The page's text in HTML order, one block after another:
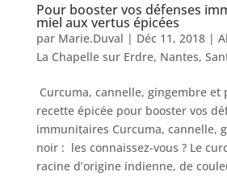
Pour booster vos défenses
miel aux vertus épicées
par Marie.Duval | Déc 11, 2018|
La Chapelle sur Erdre, Nantes,
Curcuma, cannelle, gingembre et
recette épicée pour booster vos
immunitaires Curcuma, cannelle,
noir : les connaissez-vous ? Le
racine d’origine indienne, de